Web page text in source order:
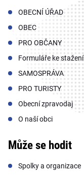
OBECNÍ ÚŘAD
OBEC
PRO OBČANY
Formuláře ke stažení
SAMOSPRÁVA
PRO TURISTY
Obecní zpravodaj
O naší obci
Může se hodit
Spolky a organizace